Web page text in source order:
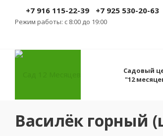
+7 916 115-22-39 +7 925 530-20-63
Режим работы: с 8:00 до 19:00
Садовый
"12
Василёк горный